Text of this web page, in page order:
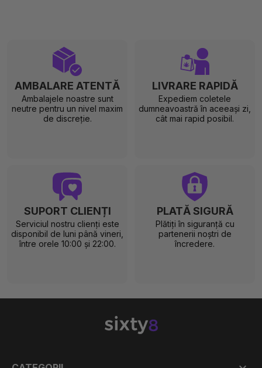
AMBALARE ATENTĂ
Ambalajele noastre sunt
neutre pentru un nivel maxim
de discreție.
LIVRARE RAPIDĂ
Expediem coletele
dumneavoastră în aceeași zi,
cât mai rapid posibil.
SUPORT CLIENȚI
Serviciul nostru clienți este
disponibil de luni până vineri,
între orele 10:00 și 22:00.
PLATĂ SIGURĂ
Plătiți în siguranță cu
partenerii noștri de
încredere.